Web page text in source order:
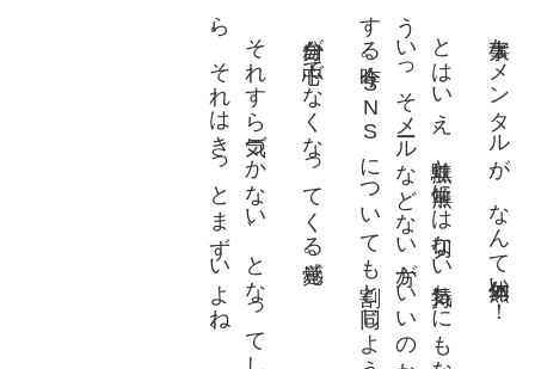
大事なメンタルが、なんて勿体無い！
。
自分が中心でなくなってくる感覚。
そ
れ
す
ら気
づ
か
な
い
、
と
な
っ
て
し
ま
っ
て
い
た
な
ら。
そ
れ
は
き
っ
と
ま
ず
い
よ
ね
。